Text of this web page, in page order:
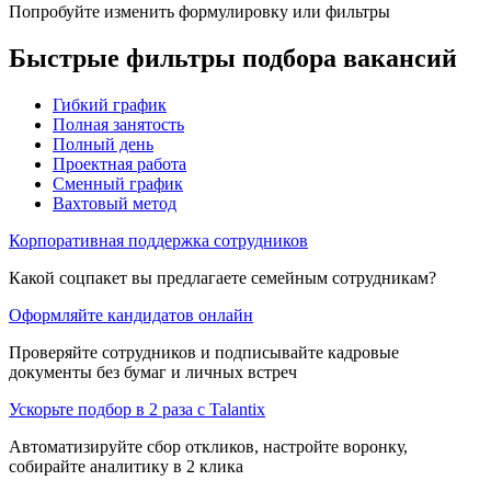
Попробуйте изменить формулировку или фильтры
Быстрые фильтры подбора вакансий
Гибкий график
Полная занятость
Полный день
Проектная работа
Сменный график
Вахтовый метод
Корпоративная поддержка сотрудников
Какой соцпакет вы предлагаете семейным сотрудникам?
Оформляйте кандидатов онлайн
Проверяйте сотрудников и подписывайте кадровые
документы без бумаг и личных встреч
Ускорьте подбор в 2 раза с Talantix
Автоматизируйте сбор откликов, настройте воронку,
собирайте аналитику в 2 клика